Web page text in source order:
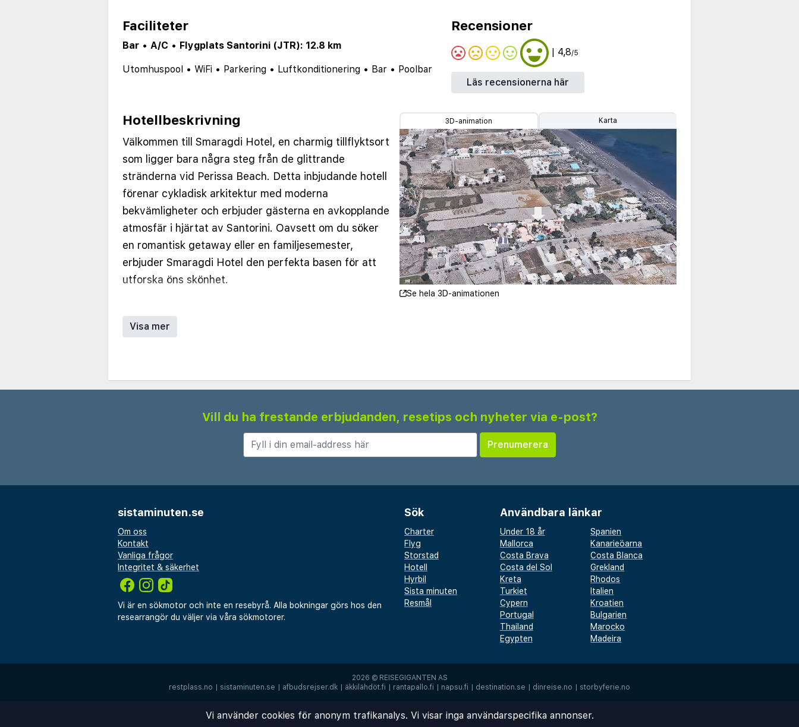
Faciliteter
Bar • A/C • Flygplats Santorini (JTR): 12.8 km
Utomhuspool • WiFi • Parkering • Luftkonditionering • Bar • Poolbar
Recensioner
| 4,8/5
Läs recensionerna här
Hotellbeskrivning
Välkommen till Smaragdi Hotel, en charmig tillflyktsort
som ligger bara några steg från de glittrande
stränderna vid Perissa Beach. Detta inbjudande hotell
förenar cykladisk arkitektur med moderna
bekvämligheter och erbjuder gästerna en avkopplande
atmosfär i hjärtat av Santorini. Oavsett om du söker
en romantisk getaway eller en familjesemester,
erbjuder Smaragdi Hotel den perfekta basen för att
utforska öns skönhet.
och en noggrant designad med lugnande färger och
eleganta möbler. Alla boenden inkluderar
poolen eller trädgården. Utvalda sviter erbjuder lyxiga
spabad för en extra touch av lyx.
Gästerna kan koppla av vid den stora utomhuspoolen,
omgiven av bekväma solstolar och frodig grönska.
snacks under hela dagen, vilket skapar en avslappnad
atmosfär för avkoppling. En läcker frukostbuffé finns
färska ingredienser.
Det vänliga personalen på Smaragdi Hotel är alltid
tillgänglig för att hjälpa till med bokningar av utflykter,
biluthyrning och lokala rekommendationer. Hotellet
ligger bekvämt nära restauranger, butiker och
varm gästfrihet förenas.
Visa mer
3D-animation Karta
Se hela 3D-animationen
Vill du ha frestande erbjudanden, resetips och nyheter via e-post?
sistaminuten.se
Om oss
Kontakt
Vanliga frågor
Integritet & säkerhet
Vi är en sökmotor och inte en resebyrå. Alla bokningar görs hos den
researrangör du väljer via våra sökmotorer.
Sök
Charter
Flyg
Storstad
Hotell
Hyrbil
Sista minuten
Resmål
Användbara länkar
Under 18 år
Spanien
Mallorca
Kanarieöarna
Costa Brava
Costa Blanca
Costa del Sol
Grekland
Kreta
Rhodos
Turkiet
Italien
Cypern
Kroatien
Portugal
Bulgarien
Thailand
Marocko
Egypten
Madeira
2026 © REISEGIGANTEN AS
restplass.no
sistaminuten.se afbudsrejser.dk äkkilähdöt.fi rantapallo.fi napsu.fi destination.se dinreise.no storbyferie.no
Vi använder cookies för anonym trafikanalys. Vi visar inga användarspecifika annonser.